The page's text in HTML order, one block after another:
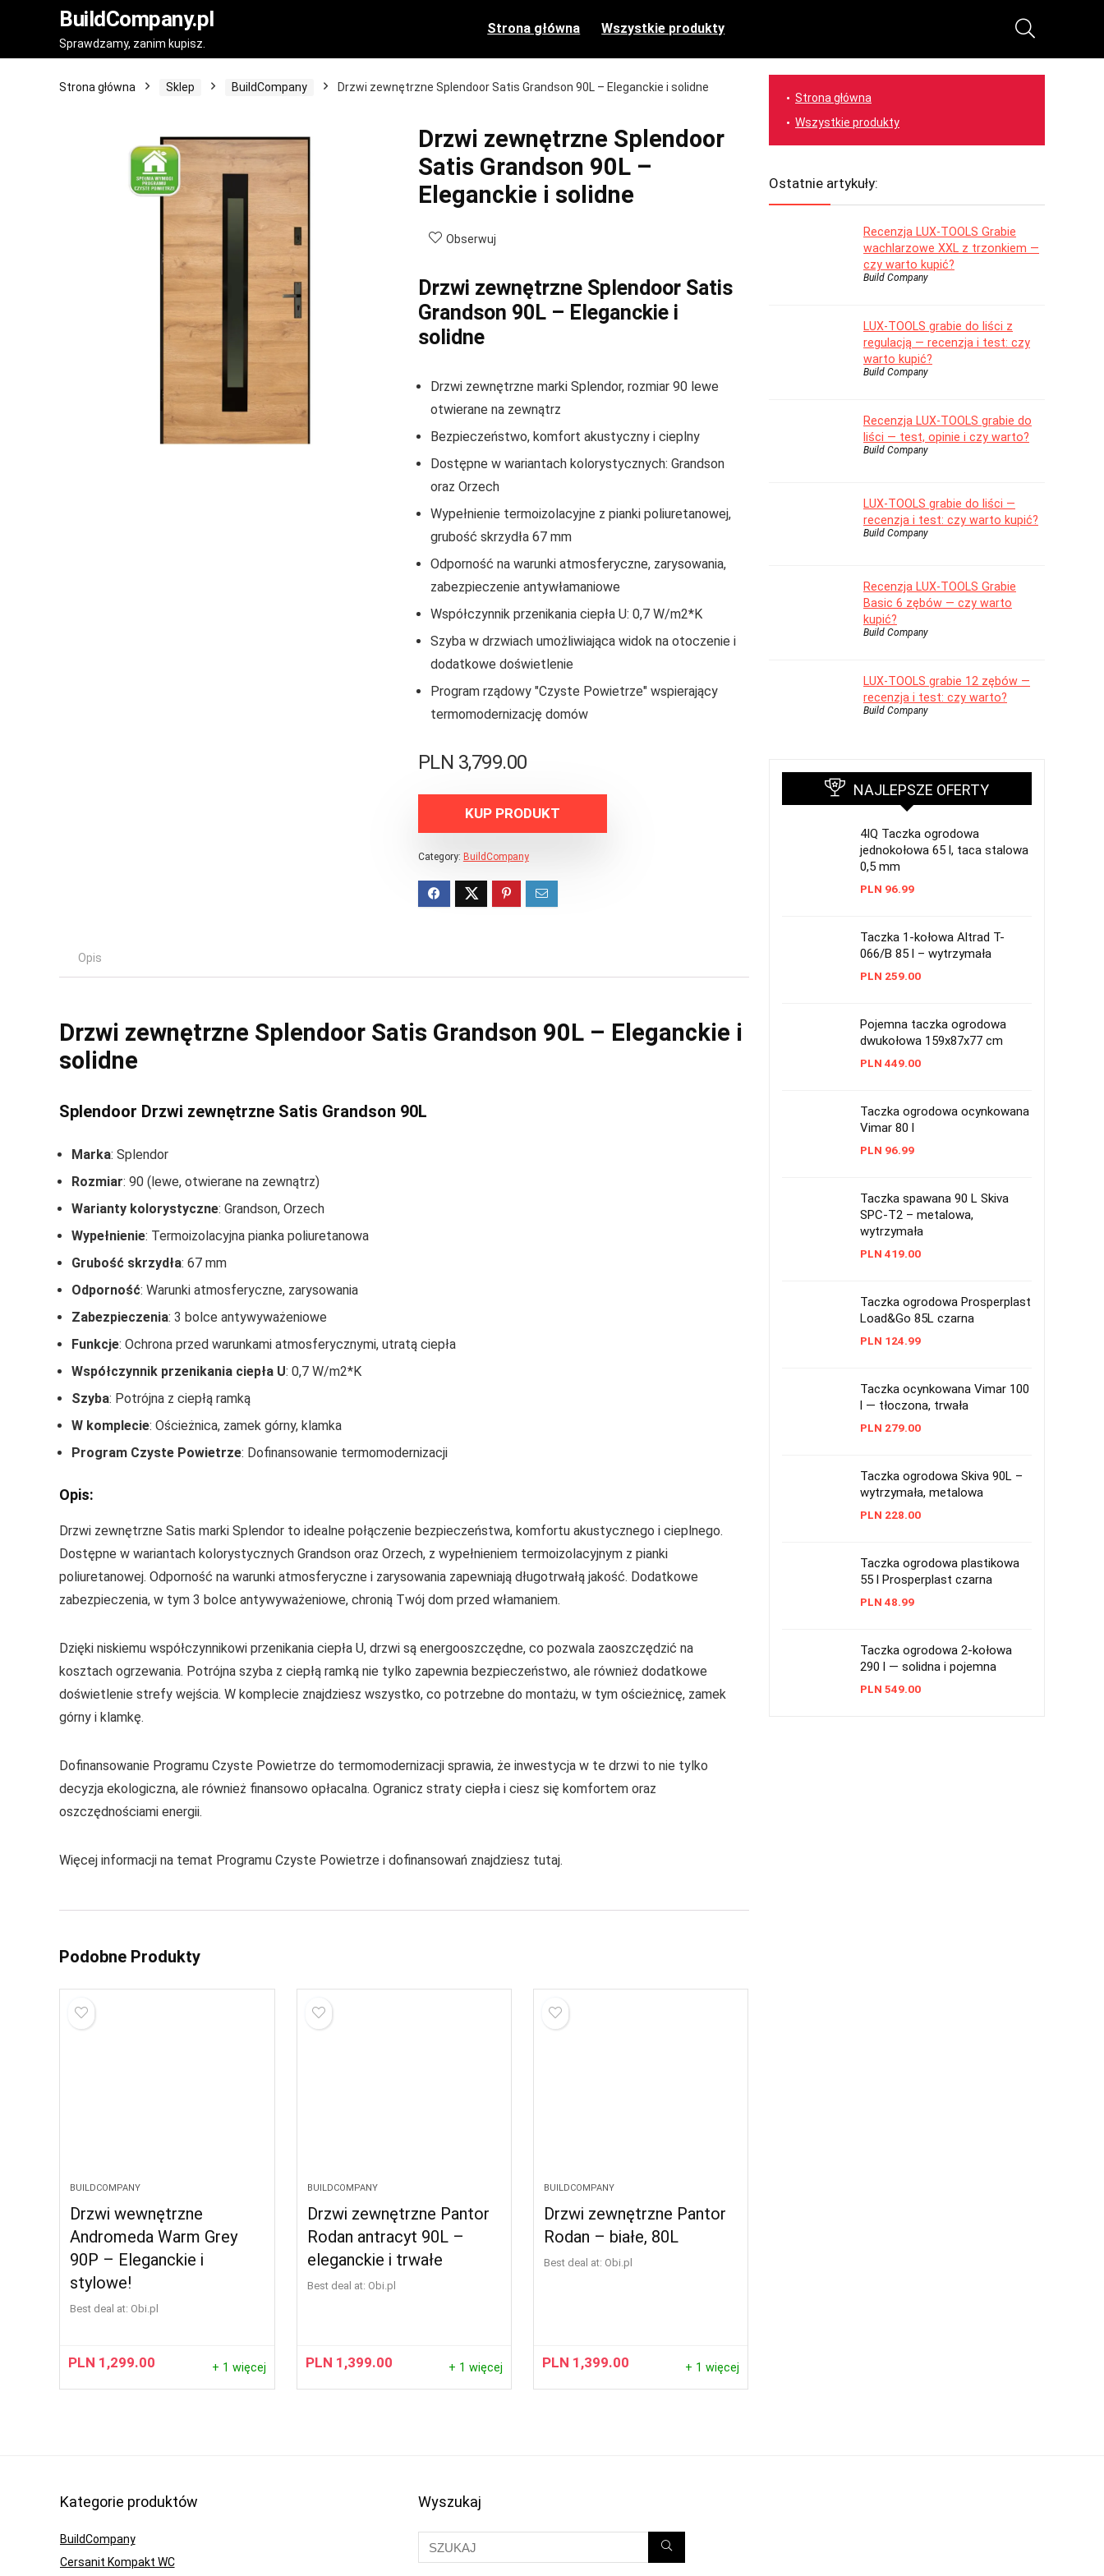
BuildCompany.pl
Sprawdzamy, zanim kupisz.
Strona główna Wszystkie produkty
Strona główna Sklep BuildCompany Drzwi zewnętrzne Splendoor Satis Grandson 90L – Eleganckie i solidne
Drzwi zewnętrzne Splendoor
Satis Grandson 90L –
Eleganckie i solidne
Obserwuj
Drzwi zewnętrzne Splendoor Satis
Grandson 90L – Eleganckie i
solidne
Drzwi zewnętrzne marki Splendor, rozmiar 90 lewe
otwierane na zewnątrz
Bezpieczeństwo, komfort akustyczny i cieplny
Dostępne w wariantach kolorystycznych: Grandson
oraz Orzech
Wypełnienie termoizolacyjne z pianki poliuretanowej,
grubość skrzydła 67 mm
Odporność na warunki atmosferyczne, zarysowania,
zabezpieczenie antywłamaniowe
Współczynnik przenikania ciepła U: 0,7 W/m2*K
Szyba w drzwiach umożliwiająca widok na otoczenie i
dodatkowe doświetlenie
Program rządowy "Czyste Powietrze" wspierający
termomodernizację domów
PLN 3,799.00
KUP PRODUKT
Category: BuildCompany
Opis
Drzwi zewnętrzne Splendoor Satis Grandson 90L – Eleganckie i
solidne
Splendoor Drzwi zewnętrzne Satis Grandson 90L
Marka: Splendor
Rozmiar: 90 (lewe, otwierane na zewnątrz)
Warianty kolorystyczne: Grandson, Orzech
Wypełnienie: Termoizolacyjna pianka poliuretanowa
Grubość skrzydła: 67 mm
Odporność: Warunki atmosferyczne, zarysowania
Zabezpieczenia: 3 bolce antywyważeniowe
Funkcje: Ochrona przed warunkami atmosferycznymi, utratą ciepła
Współczynnik przenikania ciepła U: 0,7 W/m2*K
Szyba: Potrójna z ciepłą ramką
W komplecie: Ościeżnica, zamek górny, klamka
Program Czyste Powietrze: Dofinansowanie termomodernizacji
Opis:
Drzwi zewnętrzne Satis marki Splendor to idealne połączenie bezpieczeństwa, komfortu akustycznego i cieplnego.
Dostępne w wariantach kolorystycznych Grandson oraz Orzech, z wypełnieniem termoizolacyjnym z pianki
poliuretanowej. Odporność na warunki atmosferyczne i zarysowania zapewniają długotrwałą jakość. Dodatkowe
zabezpieczenia, w tym 3 bolce antywyważeniowe, chronią Twój dom przed włamaniem.
Dzięki niskiemu współczynnikowi przenikania ciepła U, drzwi są energooszczędne, co pozwala zaoszczędzić na
kosztach ogrzewania. Potrójna szyba z ciepłą ramką nie tylko zapewnia bezpieczeństwo, ale również dodatkowe
doświetlenie strefy wejścia. W komplecie znajdziesz wszystko, co potrzebne do montażu, w tym ościeżnicę, zamek
górny i klamkę.
Dofinansowanie Programu Czyste Powietrze do termomodernizacji sprawia, że inwestycja w te drzwi to nie tylko
decyzja ekologiczna, ale również finansowo opłacalna. Ogranicz straty ciepła i ciesz się komfortem oraz
oszczędnościami energii.
Więcej informacji na temat Programu Czyste Powietrze i dofinansowań znajdziesz tutaj.
Podobne Produkty
BUILDCOMPANY
Drzwi wewnętrzne
Andromeda Warm Grey
90P – Eleganckie i
stylowe!
Best deal at: obi.pl
PLN 1,299.00 + 1 więcej
BUILDCOMPANY
Drzwi zewnętrzne Pantor
Rodan antracyt 90L –
eleganckie i trwałe
Best deal at: obi.pl
PLN 1,399.00 + 1 więcej
BUILDCOMPANY
Drzwi zewnętrzne Pantor
Rodan – białe, 80L
Best deal at: obi.pl
PLN 1,399.00 + 1 więcej
Strona główna
Wszystkie produkty
Ostatnie artykuły:
Recenzja LUX-TOOLS Grabie
wachlarzowe XXL z trzonkiem —
czy warto kupić?
Build Company
LUX-TOOLS grabie do liści z
regulacją — recenzja i test: czy
warto kupić?
Build Company
Recenzja LUX-TOOLS grabie do
liści — test, opinie i czy warto?
Build Company
LUX-TOOLS grabie do liści —
recenzja i test: czy warto kupić?
Build Company
Recenzja LUX-TOOLS Grabie
Basic 6 zębów — czy warto
kupić?
Build Company
LUX-TOOLS grabie 12 zębów —
recenzja i test: czy warto?
Build Company
NAJLEPSZE OFERTY
4IQ Taczka ogrodowa
jednokołowa 65 l, taca stalowa
0,5 mm
PLN 96.99
Taczka 1-kołowa Altrad T-
066/B 85 l – wytrzymała
PLN 259.00
Pojemna taczka ogrodowa
dwukołowa 159x87x77 cm
PLN 449.00
Taczka ogrodowa ocynkowana
Vimar 80 l
PLN 96.99
Taczka spawana 90 L Skiva
SPC-T2 – metalowa,
wytrzymała
PLN 419.00
Taczka ogrodowa Prosperplast
Load&Go 85L czarna
PLN 124.99
Taczka ocynkowana Vimar 100
l — tłoczona, trwała
PLN 279.00
Taczka ogrodowa Skiva 90L –
wytrzymała, metalowa
PLN 228.00
Taczka ogrodowa plastikowa
55 l Prosperplast czarna
PLN 48.99
Taczka ogrodowa 2-kołowa
290 l — solidna i pojemna
PLN 549.00
Kategorie produktów
BuildCompany
Cersanit Kompakt WC
Wyszukaj